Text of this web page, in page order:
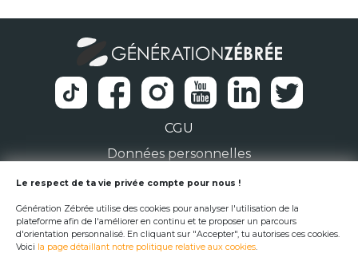
CGU
Données personnelles
1 Rue de la Noë 44300 Nantes
team@generationzebree.fr
Le respect de ta vie privée compte pour nous !
Génération Zébrée utilise des cookies pour analyser l'utilisation de la
plateforme afin de l'améliorer en continu et te proposer un parcours
d'orientation personnalisé. En cliquant sur "Accepter", tu autorises ces cookies.
Voici la page détaillant notre politique relative aux cookies.